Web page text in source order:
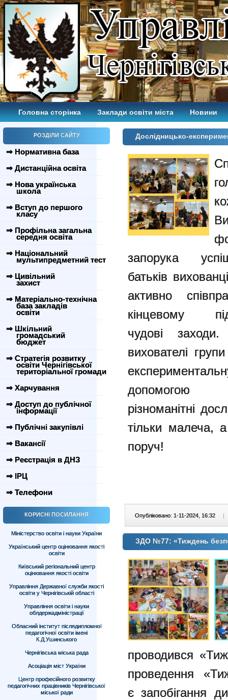
Головна сторінка Заклади освіти міста Новини
РОЗДІЛИ САЙТУ
⇒ Нормативна база
⇒ Дистанційна освіта
⇒ Нова українська
школа
⇒ Вступ до першого
класу
⇒ Профільна загальна
середня освіта
⇒ Національний
мультипредметний тест
⇒ Цивільний
захист
⇒ Матеріально-технічна
база закладів
освіти
⇒ Шкільний
громадський
бюджет
⇒ Стратегія розвитку
освіти Чернігівської
територіальної громади
⇒ Харчування
⇒ Доступ до публічної
інформації
⇒ Публічні закупівлі
⇒ Вакансії
⇒ Реєстрація в ДНЗ
⇒ ІРЦ
⇒ Телефони
КОРИСНІ ПОСИЛАННЯ
Міністерство освіти і науки України
Український центр оцінювання якості
освіти
Київський регіональний центр
оцінювання якості освіти
Управління Державної служби якості
освіти у Чернігівській області
Управління освіти і науки
облдержадміністрації
Обласний інститут післядипломної
педагогічної освіти імені
К.Д.Ушинського
Чернігівська міська рада
Асоціація міст України
Центр професійного розвитку
педагогічних працівників Чернігівської
міської ради
Дослідницько-
запорука
батьків
активно
кінцевому
чудові
вихователі
різноманітні
тільки малеча,
поруч!
Опубліковано: 1-11-2024, 16:32 |
ЗДО №77: «Тиждень
проводився
проведення
єзапобігання